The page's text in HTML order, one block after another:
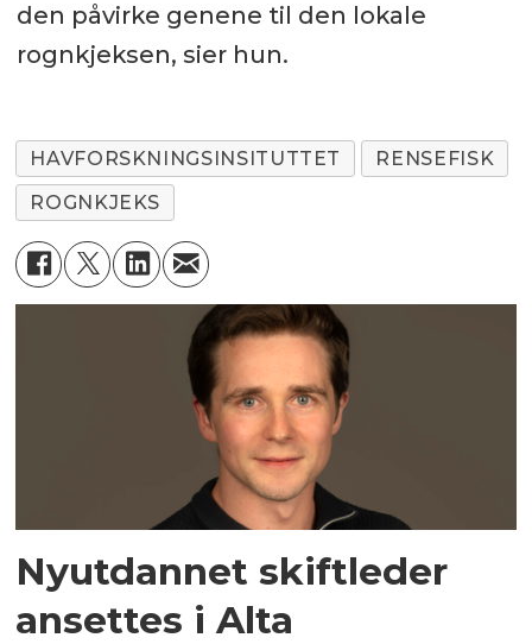
den påvirke genene til den lokale
rognkjeksen, sier hun.
HAVFORSKNINGSINSITUTTET
RENSEFISK
ROGNKJEKS
Nyutdannet skiftleder
ansettes i Alta